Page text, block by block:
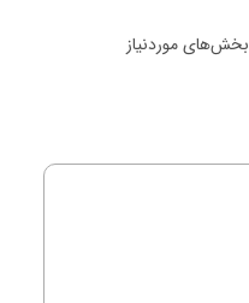
بخش‌های موردنیاز